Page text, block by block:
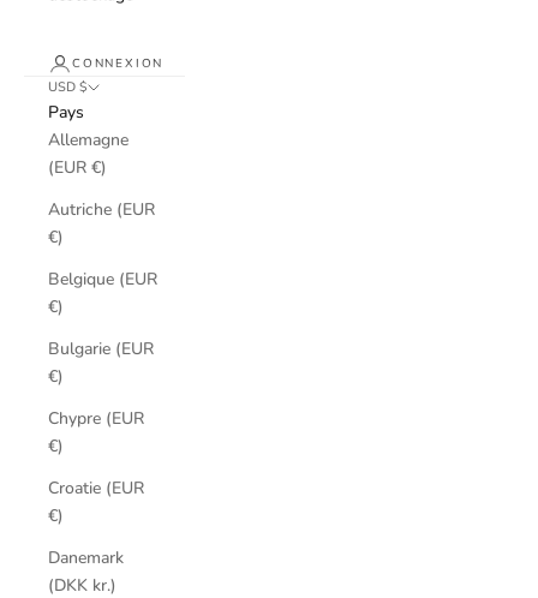
CONNEXION
USD $
Pays
Allemagne
(EUR €)
Autriche (EUR
€)
Belgique (EUR
€)
Bulgarie (EUR
€)
Chypre (EUR
€)
Croatie (EUR
€)
Danemark
(DKK kr.)